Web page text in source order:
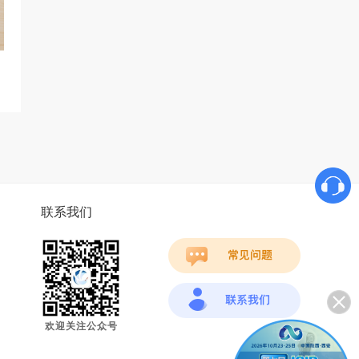
联系我们
欢迎关注公众号